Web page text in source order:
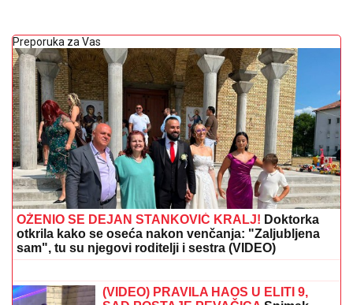
Preporuka za Vas
OŽENIO SE DEJAN STANKOVIĆ KRALJ! Doktorka
otkrila kako se oseća nakon venčanja: "Zaljubljena
sam", tu su njegovi roditelji i sestra (VIDEO)
Bivši vlasnici Lejkersa kupuju Asvel